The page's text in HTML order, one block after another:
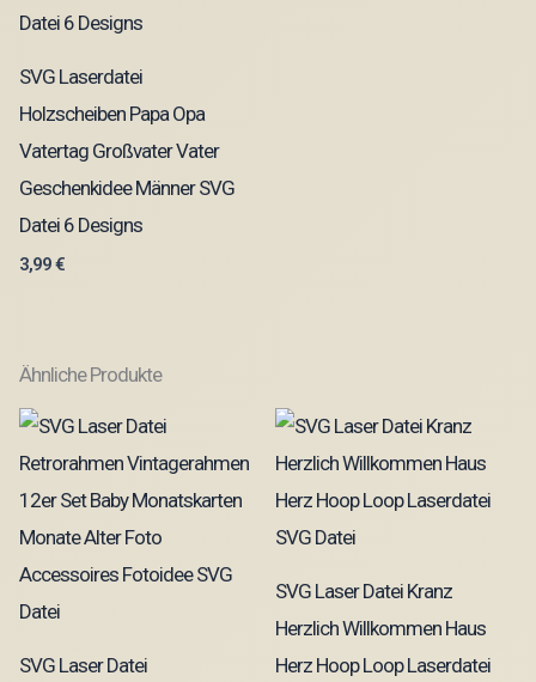
SVG Laserdatei
Holzscheiben Papa Opa
Vatertag Großvater Vater
Geschenkidee Männer SVG
Datei 6 Designs
3,99€
Ähnliche Produkte
SVG Laser Datei
SVG Laser Datei Kranz
Herzlich Willkommen Haus
Herz Hoop Loop Laserdatei